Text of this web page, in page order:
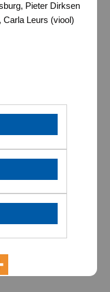
Pieter Dirksen
Carla Leurs (viool)